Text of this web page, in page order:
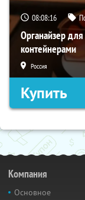
08:08:15
Органайзер
контейнерами
Россия
Купить
Компания
Основное